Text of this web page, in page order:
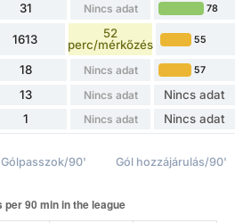
31 Nincs adat 78
1613
52
perc/mérkőzés
55
18 Nincs adat 57
13 Nincs adat Nincs adat
1 Nincs adat Nincs adat
Gólpasszok/90' Gól hozzájárulás/90'